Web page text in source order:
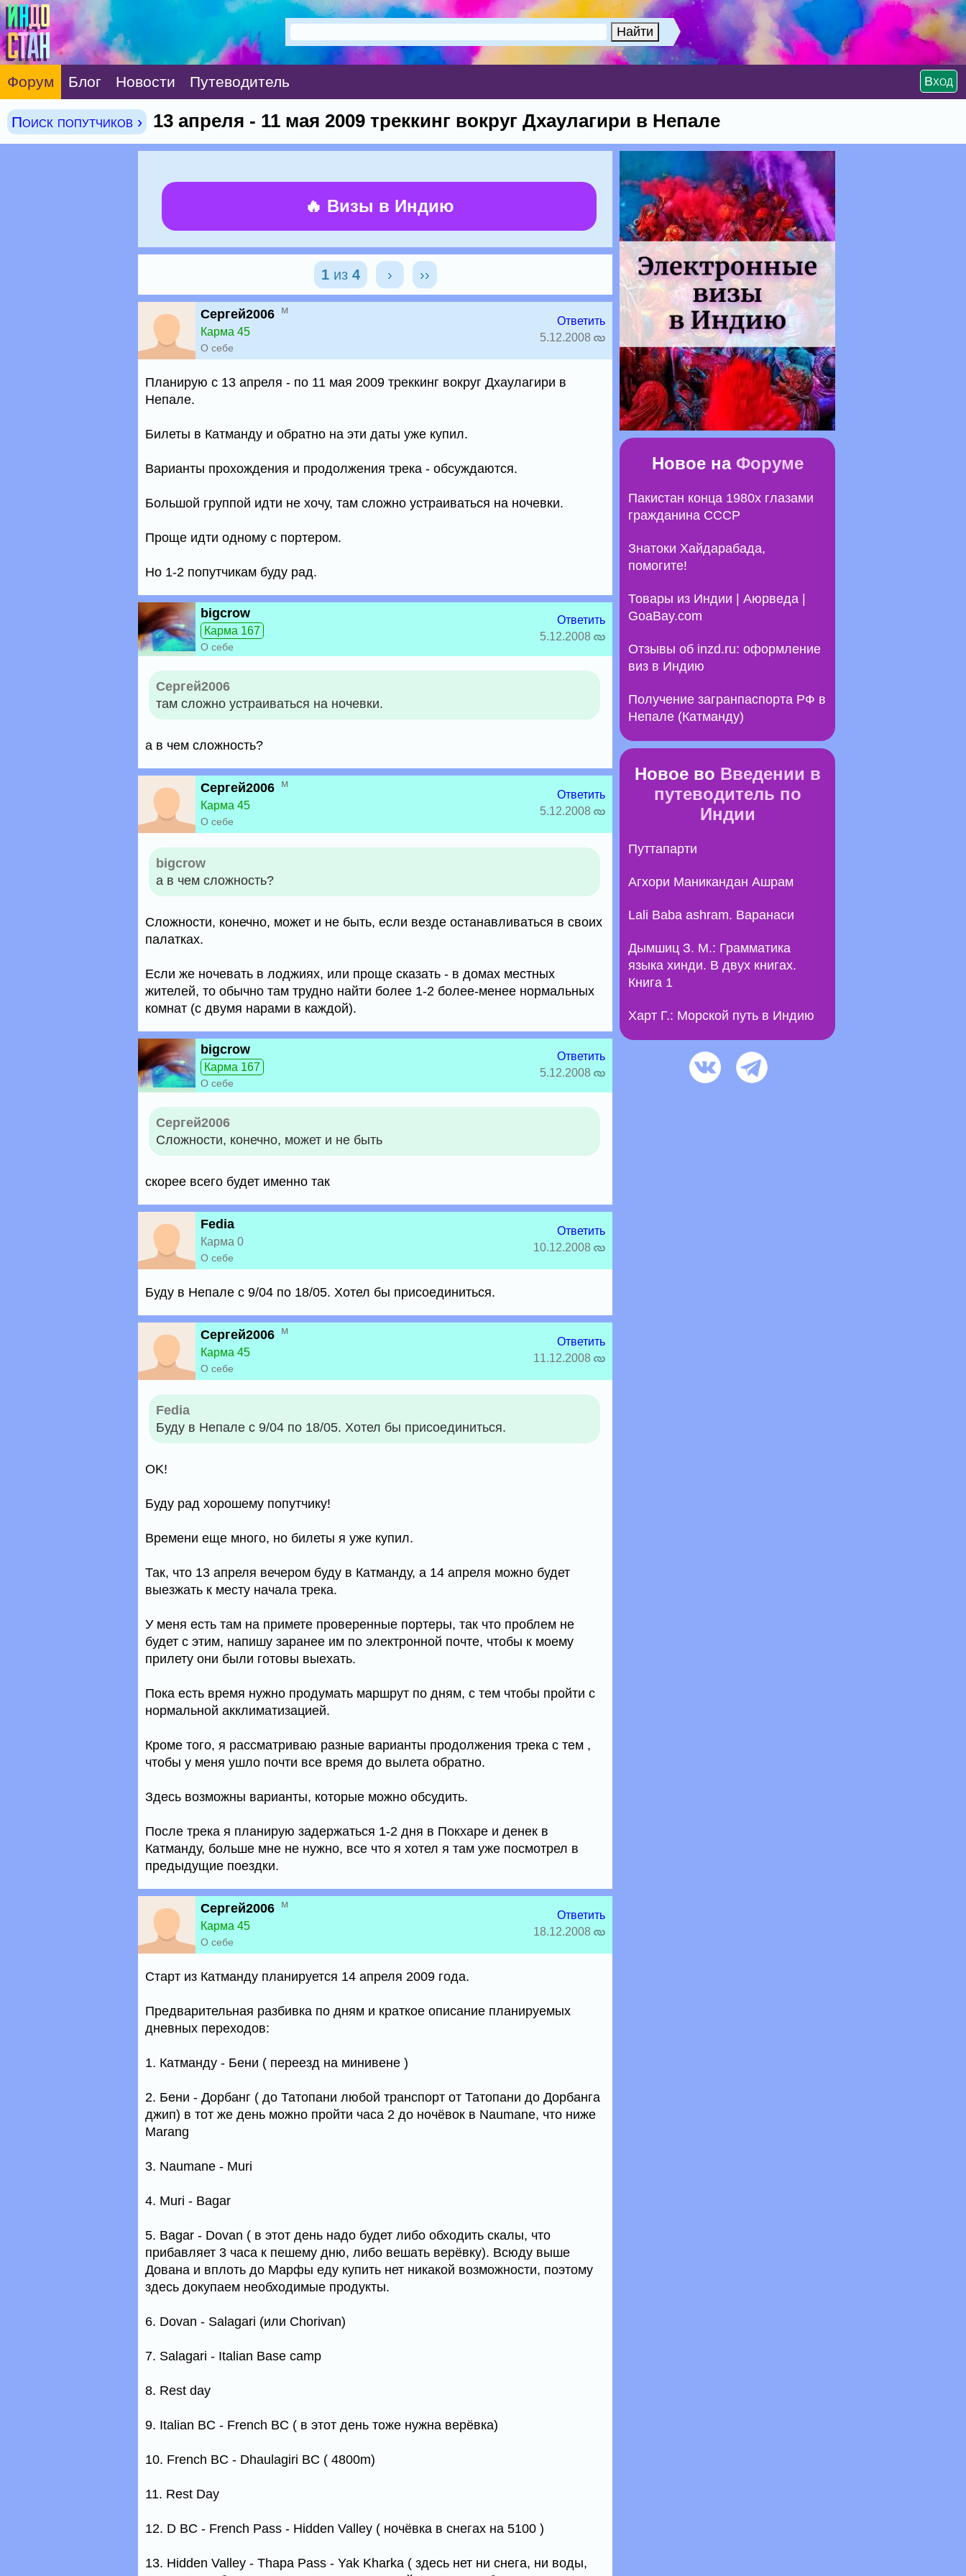
Форум Блог Новости Путеводитель Вход
Поиск попутчиков › 13 апреля - 11 мая 2009 треккинг вокруг Дхаулагири в Непале
🔥 Визы в Индию
1из 4 › ››
Сергей2006 м
Карма 45
О себе
Ответить
5.12.2008
Планирую с 13 апреля - по 11 мая 2009 треккинг вокруг Дхаулагири в
Непале.
Билеты в Катманду и обратно на эти даты уже купил.
Варианты прохождения и продолжения трека - обсуждаются.
Большой группой идти не хочу, там сложно устраиваться на ночевки.
Проще идти одному с портером.
Но 1-2 попутчикам буду рад.
bigcrow
Карма 167
О себе
Ответить
5.12.2008
Сергей2006
там сложно устраиваться на ночевки.
а в чем сложность?
Сергей2006 м
Карма 45
О себе
Ответить
5.12.2008
bigcrow
а в чем сложность?
Сложности, конечно, может и не быть, если везде останавливаться в своих
палатках.
Если же ночевать в лоджиях, или проще сказать - в домах местных
жителей, то обычно там трудно найти более 1-2 более-менее нормальных
комнат (с двумя нарами в каждой).
bigcrow
Карма 167
О себе
Ответить
5.12.2008
Сергей2006
Сложности, конечно, может и не быть
скорее всего будет именно так
Fedia
Карма 0
О себе
Ответить
10.12.2008
Буду в Непале с 9/04 по 18/05. Хотел бы присоединиться.
Сергей2006 м
Карма 45
О себе
Ответить
11.12.2008
Fedia
Буду в Непале с 9/04 по 18/05. Хотел бы присоединиться.
OK!
Буду рад хорошему попутчику!
Времени еще много, но билеты я уже купил.
Так, что 13 апреля вечером буду в Катманду, а 14 апреля можно будет
выезжать к месту начала трека.
У меня есть там на примете проверенные портеры, так что проблем не
будет с этим, напишу заранее им по электронной почте, чтобы к моему
прилету они были готовы выехать.
Пока есть время нужно продумать маршрут по дням, с тем чтобы пройти с
нормальной акклиматизацией.
Кроме того, я рассматриваю разные варианты продолжения трека с тем ,
чтобы у меня ушло почти все время до вылета обратно.
Здесь возможны варианты, которые можно обсудить.
После трека я планирую задержаться 1-2 дня в Покхаре и денек в
Катманду, больше мне не нужно, все что я хотел я там уже посмотрел в
предыдущие поездки.
Сергей2006 м
Карма 45
О себе
Ответить
18.12.2008
Старт из Катманду планируется 14 апреля 2009 года.
Предварительная разбивка по дням и краткое описание планируемых
дневных переходов:
1. Катманду - Бени ( переезд на минивене )
2. Бени - Дорбанг ( до Татопани любой транспорт от Татопани до Дорбанга
джип) в тот же день можно пройти часа 2 до ночёвок в Naumane, что ниже
Marang
3. Naumane - Muri
4. Muri - Bagar
5. Bagar - Dovan ( в этот день надо будет либо обходить скалы, что
прибавляет 3 часа к пешему дню, либо вешать верёвку). Всюду выше
Дована и вплоть до Марфы еду купить нет никакой возможности, поэтому
здесь докупаем необходимые продукты.
6. Dovan - Salagari (или Chorivan)
7. Salagari - Italian Base camp
8. Rest day
9. Italian BC - French BC ( в этот день тоже нужна верёвка)
10. French BC - Dhaulagiri BC ( 4800m)
11. Rest Day
12. D BC - French Pass - Hidden Valley ( ночёвка в снегах на 5100 )
13. Hidden Valley - Thapa Pass - Yak Kharka ( здесь нет ни снега, ни воды,
Новое на Форуме
Пакистан конца 1980х глазами
гражданина СССР
Знатоки Хайдарабада,
помогите!
Товары из Индии | Аюрведа |
GoaBay.com
Отзывы об inzd.ru: оформление
виз в Индию
Получение загранпаспорта РФ в
Непале (Катманду)
Новое во Введении в
путеводитель по
Индии
Путтапарти
Агхори Маникандан Ашрам
Lali Baba ashram. Варанаси
Дымшиц З. М.: Грамматика
языка хинди. В двух книгах.
Книга 1
Харт Г.: Морской путь в Индию